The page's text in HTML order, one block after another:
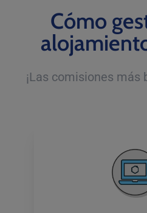
Cómo
¡Las comisiones más